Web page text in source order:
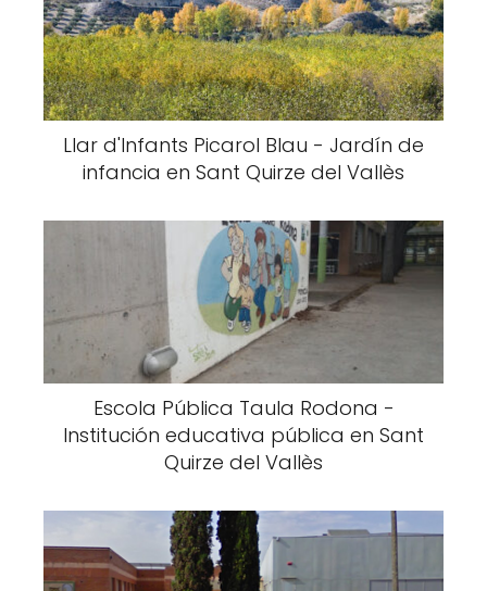
Llar d'Infants Picarol Blau - Jardín de
infancia en Sant Quirze del Vallès
Escola Pública Taula Rodona -
Institución educativa pública en Sant
Quirze del Vallès